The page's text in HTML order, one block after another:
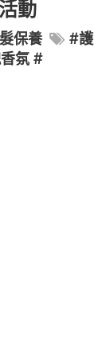
動
保養
#護
氛 #